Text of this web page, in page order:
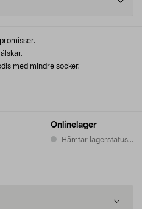
Onlinelager
Hämtar lagerstatus...
med mindre socker.